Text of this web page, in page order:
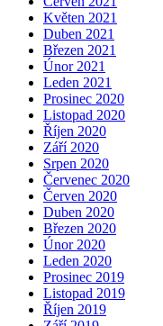
Květen 2021
Duben 2021
Březen 2021
Únor 2021
Leden 2021
Prosinec 2020
Listopad 2020
Říjen 2020
Září 2020
Srpen 2020
Červenec 2020
Červen 2020
Duben 2020
Březen 2020
Únor 2020
Leden 2020
Prosinec 2019
Listopad 2019
Říjen 2019